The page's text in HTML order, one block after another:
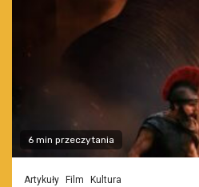
6 min przeczytania
Artykuły Film Kultura